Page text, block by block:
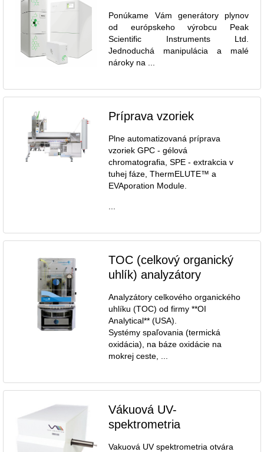
Ponúkame Vám generátory plynov
od európskeho výrobcu Peak
Scientific Instruments Ltd.
Jednoduchá manipulácia a malé
nároky na ...
Príprava vzoriek
Plne automatizovaná príprava
vzoriek GPC - gélová
chromatografia, SPE - extrakcia v
tuhej fáze, ThermELUTE™ a
EVAporation Module.
TOC (celkový organický
uhlík) analyzátory
Analyzátory celkového organického
uhlíku (TOC) od firmy **OI
Analytical** (USA).
Systémy spaľovania (termická
oxidácia), na báze oxidácie na
mokrej ceste, ...
Vákuová UV-
spektrometria
Vakuová UV spektrometria otvára